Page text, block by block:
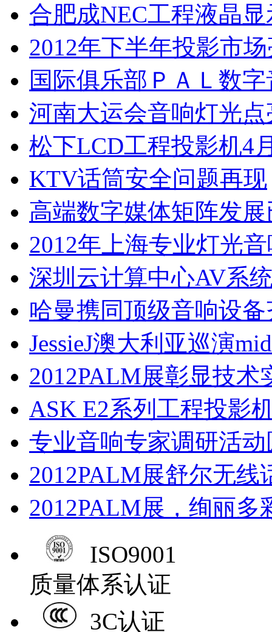
合肥成NEC工程液晶
2012年下半年投影市
国际俱乐部ＰＡＬ数
河南大运会音响灯光
松下LCD工程投影机4
KTV话筒安全问题再现
高端数字媒体矩阵发
2012年上海专业灯光
深圳云计算中心AV系
哈曼携同顶级音响设
JessieJ澳大利亚巡演
2012PALM展彰显技术
ASK E2系列工程投影
专业音响专家调研活
2012PALM展舒尔无线
2012PALM展，绚丽多
ISO9001
质量体系认证
3C认证